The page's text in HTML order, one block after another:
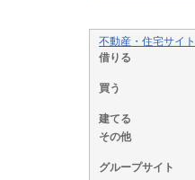
不動産・住宅サイ
借りる
買う
建てる
その他
グループサイト